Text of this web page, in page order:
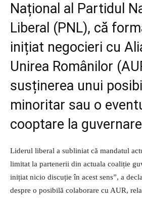
Național al Partidul
Liberal (PNL), că
inițiat negocieri cu
Unirea Românilor
susținerea unui
minoritar sau o
cooptare la
Liderul liberal a subliniat că mandatul
limitat la partenerii din actuala coaliție
inițiat nicio discuție în acest sens”, a
despre o posibilă colaborare cu AUR,